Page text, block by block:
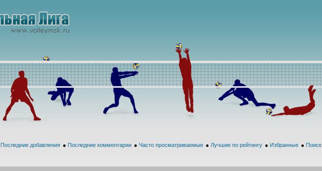
Последние добавления ● Последние комментарии ● Часто просматриваемые ● Лучшие по рейтингу ● Избранные ● Поиск